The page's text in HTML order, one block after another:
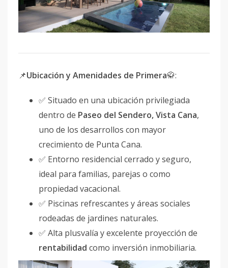
📌Ubicación y Amenidades de Primera🥋:
✅ Situado en una ubicación privilegiada
dentro de Paseo del Sendero, Vista Cana,
uno de los desarrollos con mayor
crecimiento de Punta Cana.
✅ Entorno residencial cerrado y seguro,
ideal para familias, parejas o como
propiedad vacacional.
✅ Piscinas refrescantes y áreas sociales
rodeadas de jardines naturales.
✅ Alta plusvalía y excelente proyección de
rentabilidad como inversión inmobiliaria.